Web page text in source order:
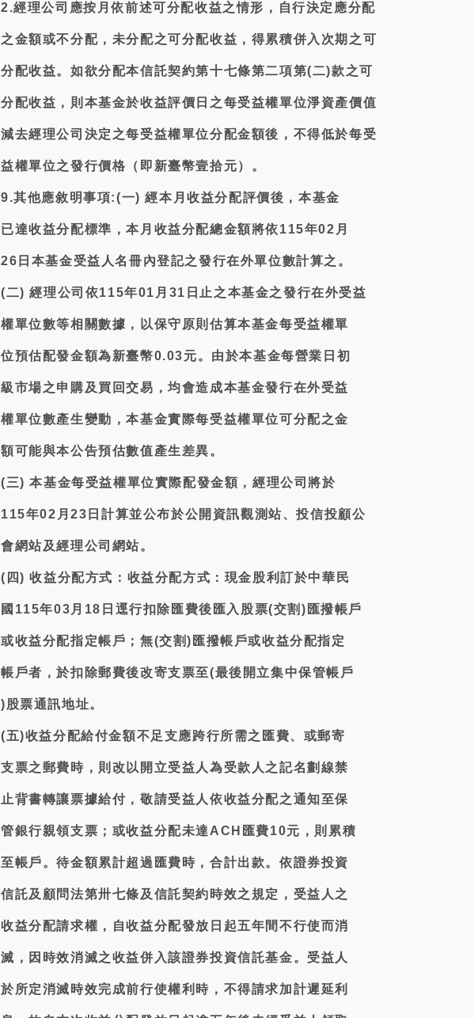
2.經理公司應按月依前述可分配收益之情形，自行決定應分配
之金額或不分配，未分配之可分配收益，得累積併入次期之可
分配收益。如欲分配本信託契約第十七條第二項第(二)款之可
分配收益，則本基金於收益評價日之每受益權單位淨資產價值
減去經理公司決定之每受益權單位分配金額後，不得低於每受
益權單位之發行價格（即新臺幣壹拾元）。
9.其他應敘明事項:(一) 經本月收益分配評價後，本基金
已達收益分配標準，本月收益分配總金額將依115年02月
26日本基金受益人名冊內登記之發行在外單位數計算之。
(二) 經理公司依115年01月31日止之本基金之發行在外受益
權單位數等相關數據，以保守原則估算本基金每受益權單
位預估配發金額為新臺幣0.03元。由於本基金每營業日初
級市場之申購及買回交易，均會造成本基金發行在外受益
權單位數產生變動，本基金實際每受益權單位可分配之金
額可能與本公告預估數值產生差異。
(三) 本基金每受益權單位實際配發金額，經理公司將於
115年02月23日計算並公布於公開資訊觀測站、投信投顧公
會網站及經理公司網站。
(四) 收益分配方式：收益分配方式：現金股利訂於中華民
國115年03月18日逕行扣除匯費後匯入股票(交割)匯撥帳戶
或收益分配指定帳戶；無(交割)匯撥帳戶或收益分配指定
帳戶者，於扣除郵費後改寄支票至(最後開立集中保管帳戶
)股票通訊地址。
(五)收益分配給付金額不足支應跨行所需之匯費、或郵寄
支票之郵費時，則改以開立受益人為受款人之記名劃線禁
止背書轉讓票據給付，敬請受益人依收益分配之通知至保
管銀行親領支票；或收益分配未達ACH匯費10元，則累積
至帳戶。待金額累計超過匯費時，合計出款。依證券投資
信託及顧問法第卅七條及信託契約時效之規定，受益人之
收益分配請求權，自收益分配發放日起五年間不行使而消
滅，因時效消滅之收益併入該證券投資信託基金。受益人
於所定消滅時效完成前行使權利時，不得請求加計遲延利